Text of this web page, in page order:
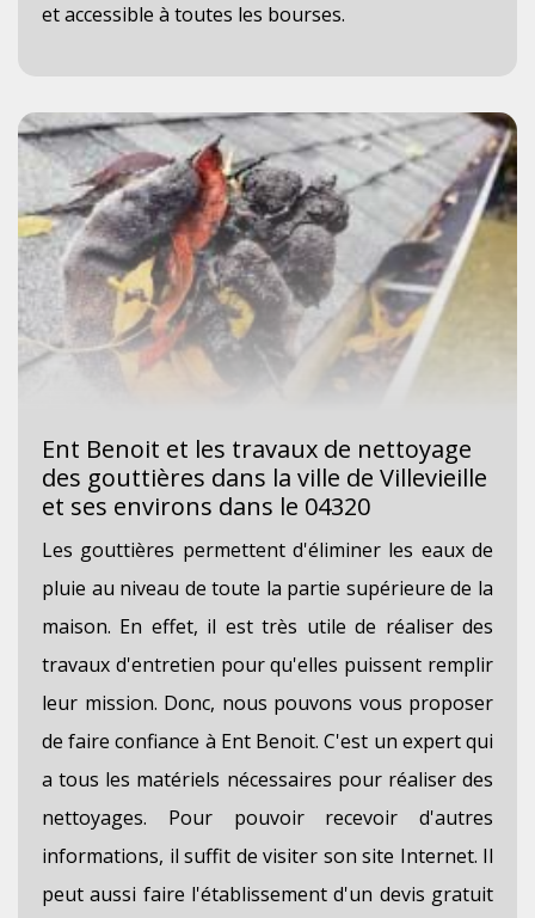
et accessible à toutes les bourses.
Ent Benoit et les travaux de nettoyage
des gouttières dans la ville de Villevieille
et ses environs dans le 04320
Les gouttières permettent d'éliminer les eaux de
pluie au niveau de toute la partie supérieure de la
maison. En effet, il est très utile de réaliser des
travaux d'entretien pour qu'elles puissent remplir
leur mission. Donc, nous pouvons vous proposer
de faire confiance à Ent Benoit. C'est un expert qui
a tous les matériels nécessaires pour réaliser des
nettoyages. Pour pouvoir recevoir d'autres
informations, il suffit de visiter son site Internet. Il
peut aussi faire l'établissement d'un devis gratuit